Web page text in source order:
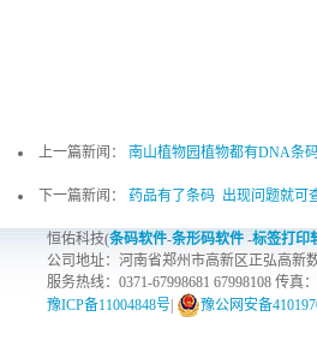
上一篇新闻： 南山植物园植物都有DNA条
下一篇新闻： 药品有了条码 出现问题就可
恒佑科技(条码软件-条形码软件 -标签打印
公司地址：河南省郑州市高新区正弘高新
服务热线：0371-67998681 67998108 传真
豫ICP备11004848号
豫公网安备